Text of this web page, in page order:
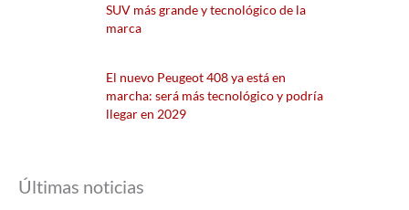
SUV más grande y tecnológico de la
marca
El nuevo Peugeot 408 ya está en
marcha: será más tecnológico y podría
llegar en 2029
Últimas noticias